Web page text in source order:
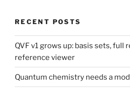
RECENT POSTS
QVF v1 grows up: basis sets, full
reference viewer
Quantum chemistry needs a